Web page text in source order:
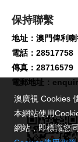
保持聯繫
地址：澳門俾利
電話：28517758
傳真：28716579
電郵地址：
澳廣視 Cookies
本網站使用
網站，即標識您